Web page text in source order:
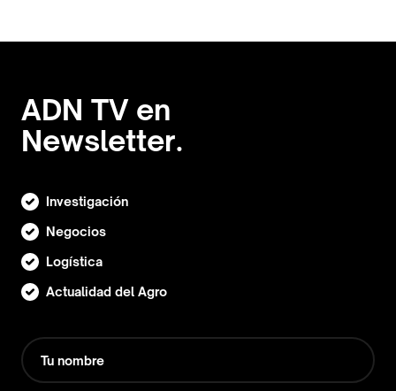
ADN TV en
Newsletter.
Investigación
Negocios
Logística
Actualidad del Agro